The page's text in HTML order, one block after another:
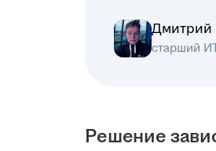
Дмитрий
старший
Решение